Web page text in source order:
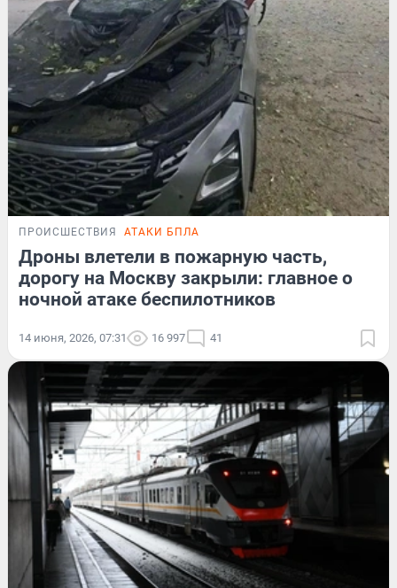
ПРОИСШЕСТВИЯ АТАКИ БПЛА
Дроны влетели в пожарную часть,
дорогу на Москву закрыли: главное о
ночной атаке беспилотников
14 июня, 2026, 07:31 16 997 41